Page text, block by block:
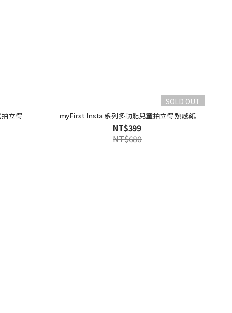
立得
SOLD OUT
myFirst Insta 系列多功能兒童拍立得 熱感紙
NT$399
NT$680